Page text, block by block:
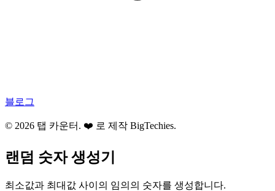
블로그
© 2026 탭 카운터. ❤️ 로 제작 BigTechies.
랜덤 숫자 생성기
최소값과 최대값 사이의 임의의 숫자를 생성합니다.